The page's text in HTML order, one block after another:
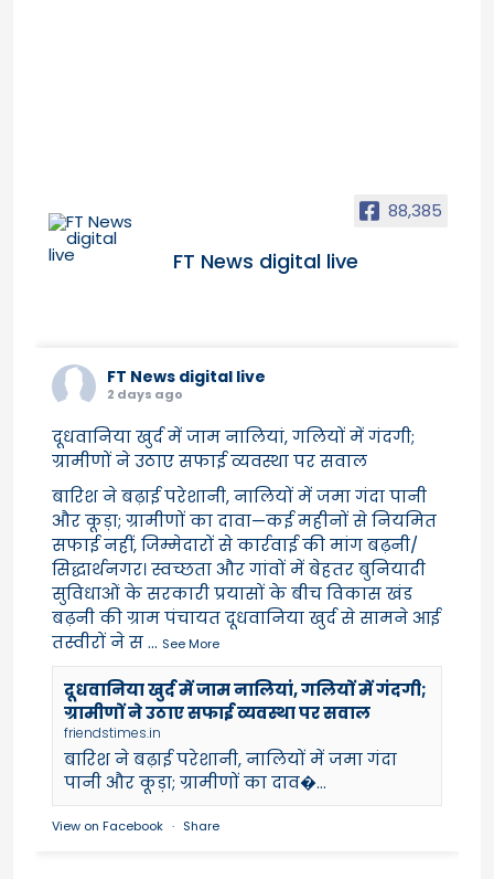
88,385
FT News digital live
FT News digital live
2 days ago
दूधवानिया खुर्द में जाम नालियां, गलियों में गंदगी;
ग्रामीणों ने उठाए सफाई व्यवस्था पर सवाल
बारिश ने बढ़ाई परेशानी, नालियों में जमा गंदा पानी
और कूड़ा; ग्रामीणों का दावा—कई महीनों से नियमित
सफाई नहीं, जिम्मेदारों से कार्रवाई की मांग बढ़नी/
सिद्धार्थनगर। स्वच्छता और गांवों में बेहतर बुनियादी
सुविधाओं के सरकारी प्रयासों के बीच विकास खंड
बढ़नी की ग्राम पंचायत दूधवानिया खुर्द से सामने आई
तस्वीरों ने स... See More
दूधवानिया खुर्द में जाम नालियां, गलियों में गंदगी;
ग्रामीणों ने उठाए सफाई व्यवस्था पर सवाल
friendstimes.in
बारिश ने बढ़ाई परेशानी, नालियों में जमा गंदा
पानी और कूड़ा; ग्रामीणों का दाव�...
View on Facebook · Share